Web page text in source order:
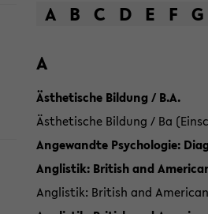
A B C D E F G
A
Ästhetische Bildung / B.A.
Ästhetische Bildung / Ba
Angewandte Psychologie:
Anglistik: British and
Anglistik: British and